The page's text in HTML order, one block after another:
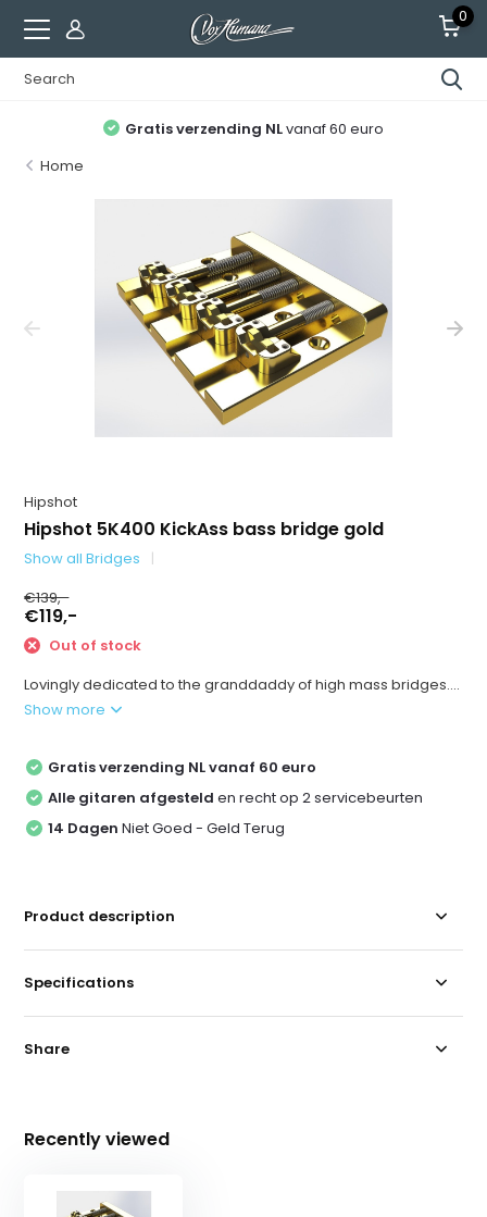
0
Gratis verzending NLvanaf 60 euro
Home
Hipshot
Hipshot 5K400 KickAss bass bridge gold
Show all Bridges
€139,-
€119,-
Out of stock
Lovingly dedicated to the granddaddy of high mass bridges....
Show more
Gratis verzending NL vanaf 60 euro
Alle gitaren afgesteld en recht op 2 servicebeurten
14 Dagen Niet Goed - Geld Terug
Product description
Specifications
Share
Recently viewed